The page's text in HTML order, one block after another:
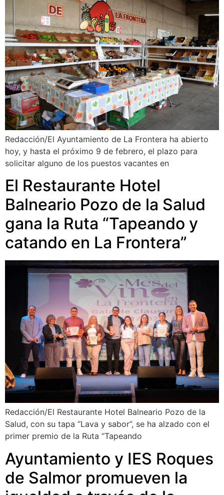
Redacción/El Ayuntamiento de La Frontera ha abierto
hoy, y hasta el próximo 9 de febrero, el plazo para
solicitar alguno de los puestos vacantes en
El Restaurante Hotel
Balneario Pozo de la Salud
gana la Ruta “Tapeando y
catando en La Frontera”
Redacción/El Restaurante Hotel Balneario Pozo de la
Salud, con su tapa “Lava y sabor”, se ha alzado con el
primer premio de la Ruta “Tapeando
Ayuntamiento y IES Roques
de Salmor promueven la